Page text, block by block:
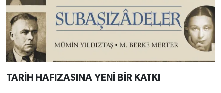
TARİH HAFIZASINA YENİ BİR KATKI